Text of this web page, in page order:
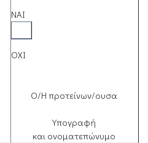
ΝΑΙ
ΟΧΙ
Ο/Η προτείνων/ουσα
Υπογραφή
και ονοματεπώνυμο